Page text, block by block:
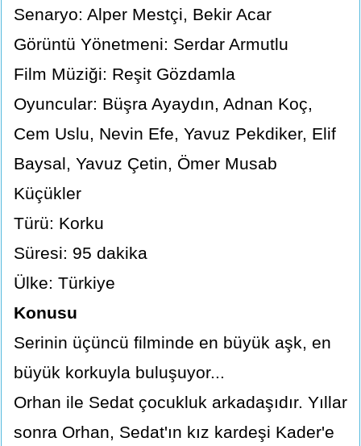
Senaryo: Alper Mestçi, Bekir Acar
Görüntü Yönetmeni: Serdar Armutlu
Film Müziği: Reşit Gözdamla
Oyuncular: Büşra Ayaydın, Adnan Koç,
Cem Uslu, Nevin Efe, Yavuz Pekdiker, Elif
Baysal, Yavuz Çetin, Ömer Musab
Küçükler
Türü: Korku
Süresi: 95 dakika
Ülke: Türkiye
Konusu
Serinin üçüncü filminde en büyük aşk, en
büyük korkuyla buluşuyor...
Orhan ile Sedat çocukluk arkadaşıdır. Yıllar
sonra Orhan, Sedat'ın kız kardeşi Kader'e